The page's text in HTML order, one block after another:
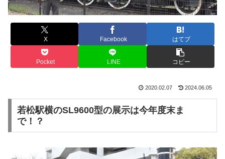
X Facebook はてブ
Pocket LINE コピー
2020.02.07 2024.06.05
若松駅横のSL9600型の展示は今年度末ま
で！？